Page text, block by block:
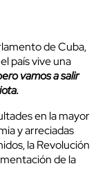
de Cuba,
país vive una
vamos a salir
en la mayor
y arreciadas
la Revolución
de la